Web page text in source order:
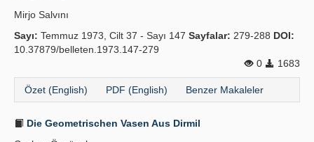
Yazım Kuralları
İlkeler
Kılavuzlar
İletişim
Mirjo Salvını
Sayı: Temmuz 1973, Cilt 37 - Sayı 147 Sayfalar: 279-288 DOI:
10.37879/belleten.1973.147-279
0
1683
Özet (English) PDF (English) Benzer Makaleler
Die Geometrischen Vasen Aus Dirmil